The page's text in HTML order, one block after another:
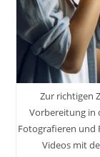
Zur richtigen
Vorbereitung in
Fotografieren und
Videos mit